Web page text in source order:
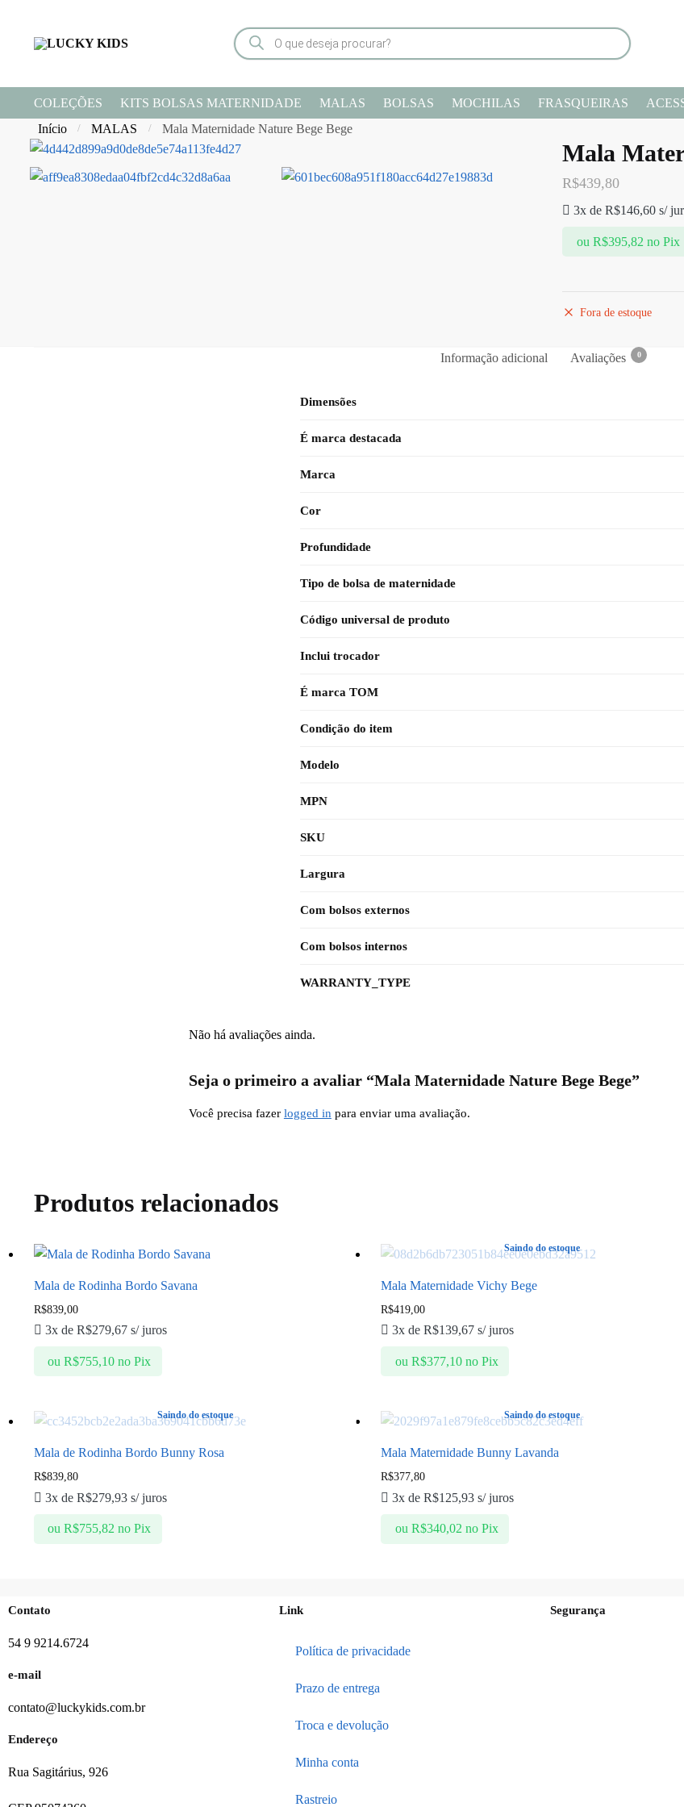
COLEÇÕES KITS BOLSAS MATERNIDADE MALAS BOLSAS MOCHILAS FRASQUEIRAS
Início
/ MALAS / Mala Maternidade Nature Bege Bege
Mala
R$439,80
ou R$395,82 no Pix
3x deR$146,60 s/
Fora de estoque
Informação adicional Avaliações 0
Dimensões
É marca destacada
Marca
Cor
Profundidade
Tipo de bolsa de maternidade
Código universal de produto
Inclui trocador
É marca TOM
Condição do item
Modelo
MPN
SKU
Largura
Com bolsos externos
Com bolsos internos
WARRANTY_TYPE
Não há avaliações ainda.
Seja o primeiro a avaliar “Mala Maternidade Nature Bege Bege”
Você precisa fazer logged in para enviar uma avaliação.
Produtos relacionados
Mala de Rodinha Bordo Savana
R$839,00
ou R$755,10 no Pix
3x de R$279,67s/ juros
Saindo do estoque
Mala Maternidade Vichy Bege
R$419,00
ou R$377,10 no Pix
3x de R$139,67s/ juros
Saindo do estoque
Mala de Rodinha Bordo Bunny Rosa
R$839,80
ou R$755,82 no Pix
3x de R$279,93s/ juros
Saindo do estoque
Mala Maternidade Bunny Lavanda
R$377,80
ou R$340,02 no Pix
3x de R$125,93s/ juros
Contato
54 9 9214.6724
e-mail
contato@luckykids.com.br
Endereço
Rua Sagitárius, 926
Link
Política de privacidade
Prazo de entrega
Troca e devolução
Minha conta
Rastreio
Segurança